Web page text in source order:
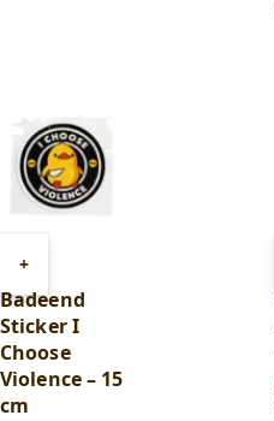
+
aan
winkelwagen
Badeend
Sticker I
Choose
Violence – 15
cm